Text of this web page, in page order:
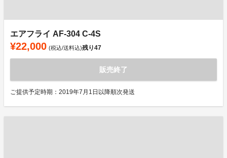
エアフライ AF-304 C-4S
¥22,000 (税込/送料込)残り47
販売終了
ご提供予定時期：2019年7月1日以降順次発送